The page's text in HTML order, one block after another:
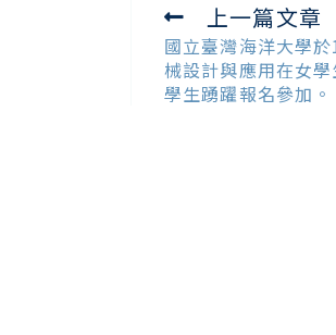
Read
more
articles
上一篇文章
國立臺灣海洋大學
械設計與應用在女
學生踴躍報名參加。